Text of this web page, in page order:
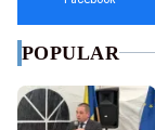
POPULAR